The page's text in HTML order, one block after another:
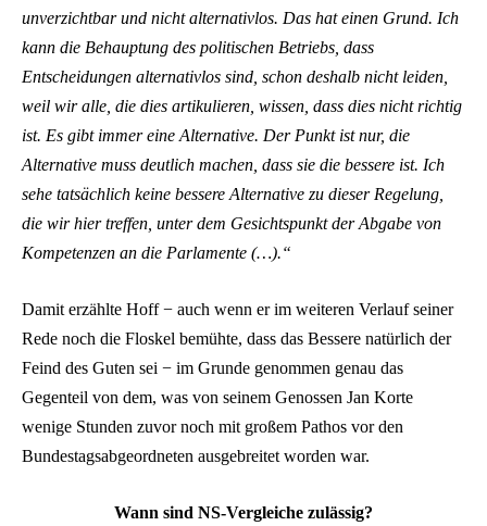
unverzichtbar und nicht alternativlos. Das hat einen Grund. Ich
kann die Behauptung des politischen Betriebs, dass
Entscheidungen alternativlos sind, schon deshalb nicht leiden,
weil wir alle, die dies artikulieren, wissen, dass dies nicht richtig
ist. Es gibt immer eine Alternative. Der Punkt ist nur, die
Alternative muss deutlich machen, dass sie die bessere ist. Ich
sehe tatsächlich keine bessere Alternative zu dieser Regelung,
die wir hier treffen, unter dem Gesichtspunkt der Abgabe von
Kompetenzen an die Parlamente (…).“
Damit erzählte Hoff − auch wenn er im weiteren Verlauf seiner
Rede noch die Floskel bemühte, dass das Bessere natürlich der
Feind des Guten sei − im Grunde genommen genau das
Gegenteil von dem, was von seinem Genossen Jan Korte
wenige Stunden zuvor noch mit großem Pathos vor den
Bundestagsabgeordneten ausgebreitet worden war.
Wann sind NS-Vergleiche zulässig?